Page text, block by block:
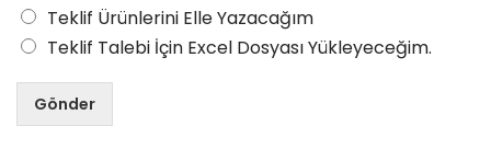
Teklif Ürünlerini Elle Yazacağım
Teklif Talebi İçin Excel Dosyası Yükleyeceğim.
Gönder